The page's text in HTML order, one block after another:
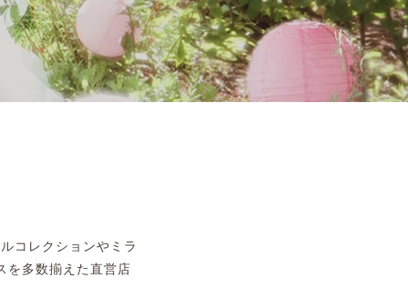
コレクションやミラ
を多数揃えた直営店